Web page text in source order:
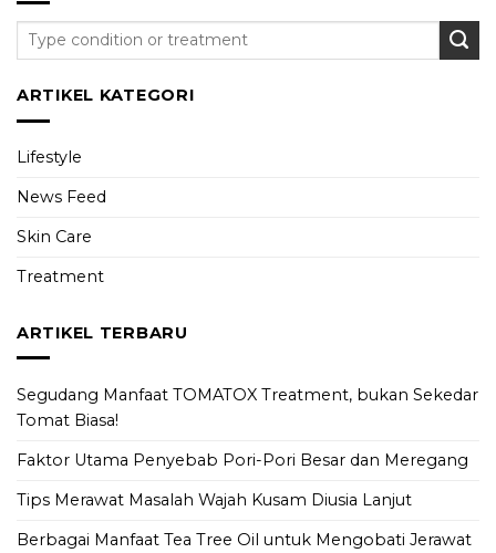
ARTIKEL KATEGORI
Lifestyle
News Feed
Skin Care
Treatment
ARTIKEL TERBARU
Segudang Manfaat TOMATOX Treatment, bukan Sekedar
Tomat Biasa!
Faktor Utama Penyebab Pori-Pori Besar dan Meregang
Tips Merawat Masalah Wajah Kusam Diusia Lanjut
Berbagai Manfaat Tea Tree Oil untuk Mengobati Jerawat